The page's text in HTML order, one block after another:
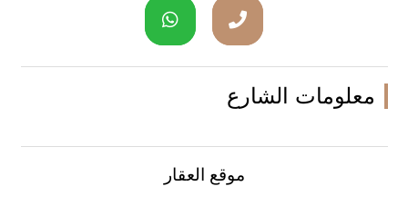
معلومات الشارع
موقع العقار